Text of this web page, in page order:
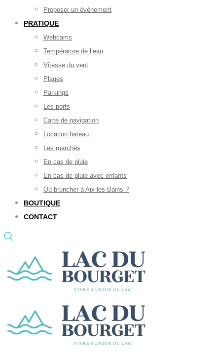
Proposer un événement
PRATIQUE
Webcams
Température de l’eau
Vitesse du vent
Plages
Parkings
Les ports
Carte de navigation
Location bateau
Les marchés
En cas de pluie
En cas de pluie avec enfants
Où bruncher à Aix-les-Bains ?
BOUTIQUE
CONTACT